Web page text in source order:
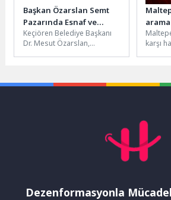
Başkan Özarslan Semt
Pazarında Esnaf ve
Vatandaşla Buluştu
Keçiören Belediye Başkanı
Dr. Mesut Özarslan,
esnaf...
karşı
Dezenformasyonla